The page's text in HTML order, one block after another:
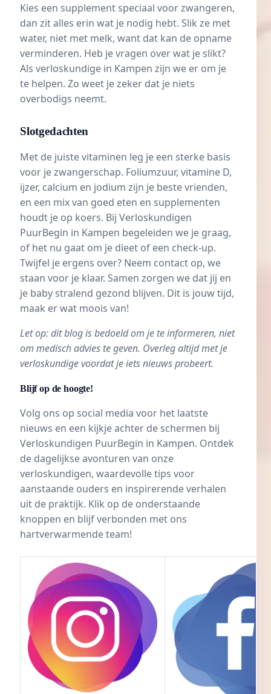
Kies een supplement speciaal voor zwangeren,
dan zit alles erin wat je nodig hebt. Slik ze met
water, niet met melk, want dat kan de opname
verminderen. Heb je vragen over wat je slikt?
Als verloskundige in Kampen zijn we er om je
te helpen. Zo weet je zeker dat je niets
overbodigs neemt.
Slotgedachten
Met de juiste vitaminen leg je een sterke basis
voor je zwangerschap. Foliumzuur, vitamine D,
ijzer, calcium en jodium zijn je beste vrienden,
en een mix van goed eten en supplementen
houdt je op koers. Bij Verloskundigen
PuurBegin in Kampen begeleiden we je graag,
of het nu gaat om je dieet of een check-up.
Twijfel je ergens over? Neem contact op, we
staan voor je klaar. Samen zorgen we dat jij en
je baby stralend gezond blijven. Dit is jouw tijd,
maak er wat moois van!
Let op: dit blog is bedoeld om je te informeren, niet
om medisch advies te geven. Overleg altijd met je
verloskundige voordat je iets nieuws probeert.
Blijf op de hoogte!
Volg ons op social media voor het laatste
nieuws en een kijkje achter de schermen bij
Verloskundigen PuurBegin in Kampen. Ontdek
de dagelijkse avonturen van onze
verloskundigen, waardevolle tips voor
aanstaande ouders en inspirerende verhalen
uit de praktijk. Klik op de onderstaande
knoppen en blijf verbonden met ons
hartverwarmende team!